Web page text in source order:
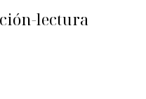
lectura